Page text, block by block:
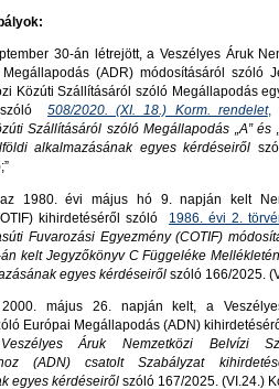
30-án létrejött, a Veszélyes Áruk
(ADR) módosításáról szóló
Közúti Szállításáról szóló Megállapodás
szóló508/2020. (XI. 18.) Korm. rendelet,
Szállításáról szóló Megállapodás „A” és
alkalmazásának egyes kérdéseiről
1980. évi május hó 9. napján kelt
kihirdetéséről szóló 1986. évi 2.
Fuvarozási Egyezmény (COTIF)
kelt Jegyzőkönyv C Függeléke
egyes kérdéseirőlszóló 166/2025.
május 26. napján kelt, a
Európai Megállapodás (ADN)
Áruk Nemzetközi Belvízi
(ADN) csatolt Szabályzat
egyes kérdéseirőlszóló 167/2025. (VI.24.)